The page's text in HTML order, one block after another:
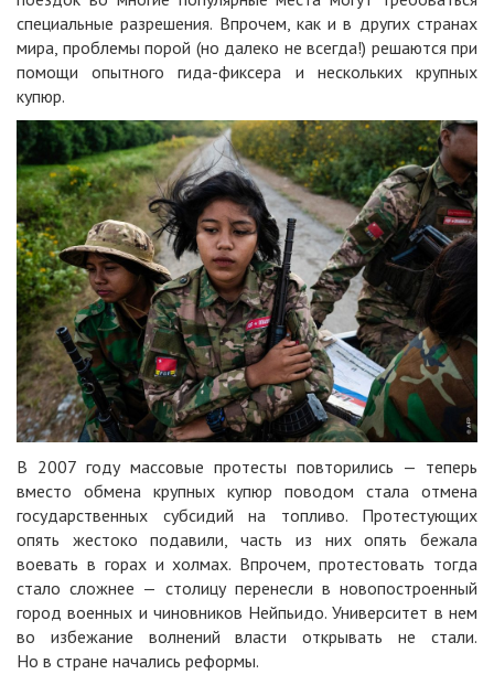
специальные разрешения. Впрочем, как и в других странах
мира, проблемы порой (но далеко не всегда!) решаются при
помощи опытного гида-фиксера и нескольких крупных
купюр.
В 2007 году массовые протесты повторились — теперь
вместо обмена крупных купюр поводом стала отмена
государственных субсидий на топливо. Протестующих
опять жестоко подавили, часть из них опять бежала
воевать в горах и холмах. Впрочем, протестовать тогда
стало сложнее — столицу перенесли в новопостроенный
город военных и чиновников Нейпьидо. Университет в нем
во избежание волнений власти открывать не стали.
Но в стране начались реформы.